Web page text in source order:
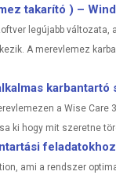
takarító ) –
legújabb változata, a
A merevlemez
karbantartó
a Wise Care
ki hogy mit szeretne
ami a rendszer